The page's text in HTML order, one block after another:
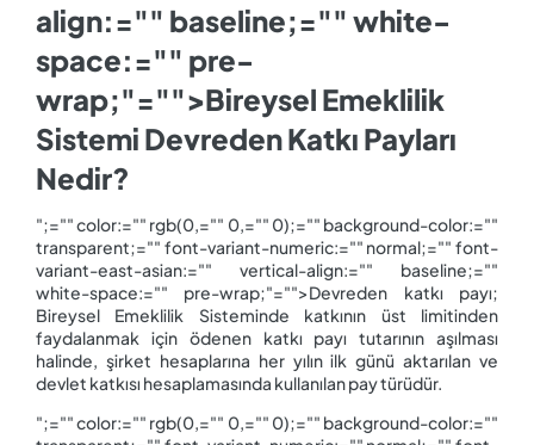
align:="" baseline;="" white-
space:="" pre-
wrap;"="">Bireysel Emeklilik
Sistemi Devreden Katkı Payları
Nedir?
";="" color:="" rgb(0,="" 0,="" 0);="" background-color:=""
transparent;="" font-variant-numeric:="" normal;="" font-
variant-east-asian:="" vertical-align:="" baseline;=""
white-space:="" pre-wrap;"="">Devreden katkı payı;
Bireysel Emeklilik Sisteminde katkının üst limitinden
faydalanmak için ödenen katkı payı tutarının aşılması
halinde, şirket hesaplarına her yılın ilk günü aktarılan ve
devlet katkısı hesaplamasında kullanılan pay türüdür.
";="" color:="" rgb(0,="" 0,="" 0);="" background-color:=""